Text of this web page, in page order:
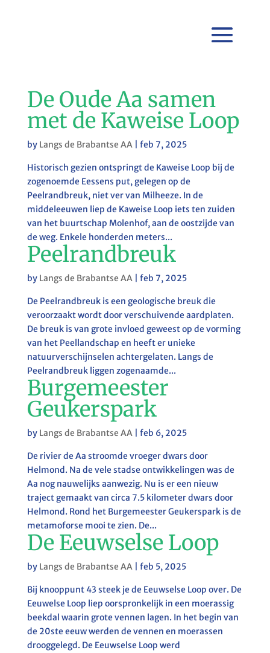
De Oude Aa samen
met de Kaweise Loop
by Langs de Brabantse AA| feb 7, 2025
Historisch gezien ontspringt de Kaweise Loop bij de
zogenoemde Eessens put, gelegen op de
Peelrandbreuk, niet ver van Milheeze. In de
middeleeuwen liep de Kaweise Loop iets ten zuiden
van het buurtschap Molenhof, aan de oostzijde van
de weg. Enkele honderden meters...
Peelrandbreuk
by Langs de Brabantse AA| feb 7, 2025
De Peelrandbreuk is een geologische breuk die
veroorzaakt wordt door verschuivende aardplaten.
De breuk is van grote invloed geweest op de vorming
van het Peellandschap en heeft er unieke
natuurverschijnselen achtergelaten. Langs de
Peelrandbreuk liggen zogenaamde...
Burgemeester
Geukerspark
by Langs de Brabantse AA| feb 6, 2025
De rivier de Aa stroomde vroeger dwars door
Helmond. Na de vele stadse ontwikkelingen was de
Aa nog nauwelijks aanwezig. Nu is er een nieuw
traject gemaakt van circa 7.5 kilometer dwars door
Helmond. Rond het Burgemeester Geukerspark is de
metamoforse mooi te zien. De...
De Eeuwselse Loop
by Langs de Brabantse AA| feb 5, 2025
Bij knooppunt 43 steek je de Eeuwselse Loop over. De
Eeuwelse Loop liep oorspronkelijk in een moerassig
beekdal waarin grote vennen lagen. In het begin van
de 20ste eeuw werden de vennen en moerassen
drooggelegd. De Eeuwselse Loop werd